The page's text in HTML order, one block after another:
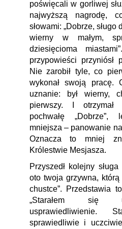
poświęcali w gorliwej
najwyższą nagrodę,
słowami: „Dobrze, sługo
wierny w małym,
dziesięcioma
przypowieści przyniósł
Nie zarobił tyle, co
wykonał swoją pracę.
uznanie: był wierny,
pierwszy. I
pochwałę
mniejsza ‒ panowanie
Oznacza to mniej
Królestwie Mesjasza.
Przyszedł kolejny
oto twoja grzywna,
chustce”. Przedstawia
„Starałem się
usprawiedliwienie.
sprawiedliwie i